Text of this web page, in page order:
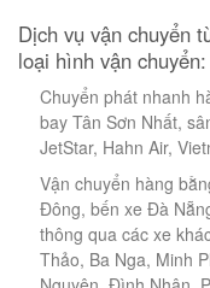
Dịch vụ vận chuyển
loại hình vận chuyển:
Chuyển phát nhanh
bay Tân Sơn Nhất,
JetStar, Hahn Air,
Vận chuyển hàng
Đông, bến xe Đà
thông qua các xe
Thảo, Ba Nga, Minh